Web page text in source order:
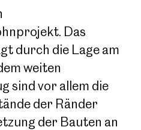
Das
durch die Lage am
weiten
sind vor allem die
der Ränder
der Bauten an